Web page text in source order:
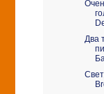
Два